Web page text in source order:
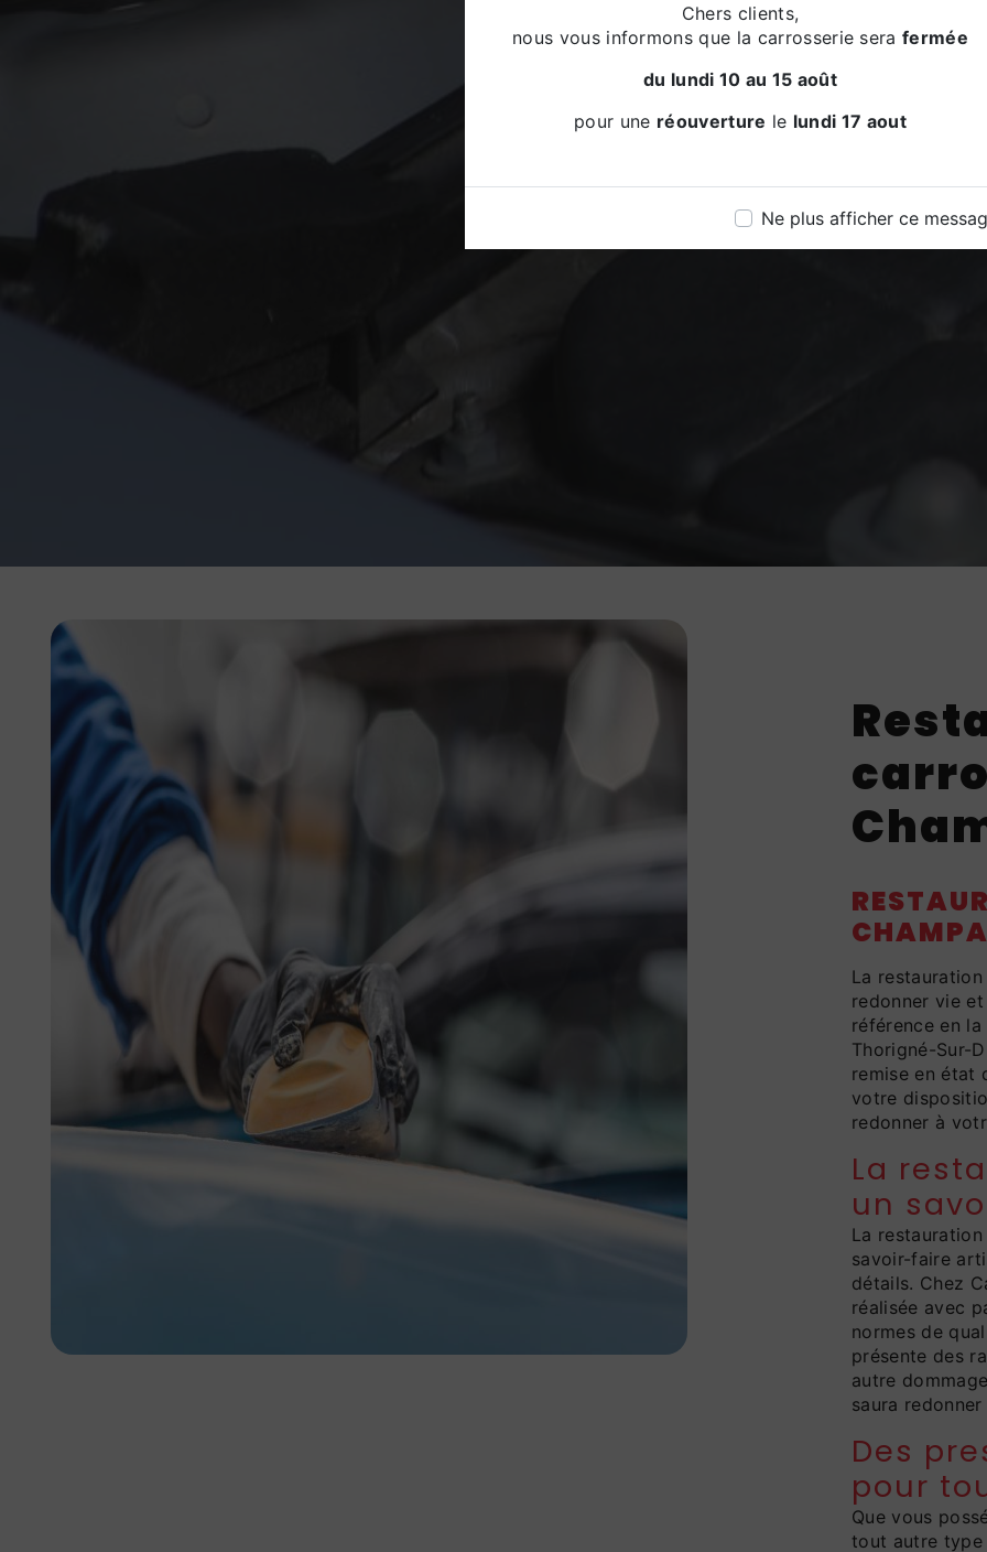
Chers clients,
nous vous informons que la carrosserie serafermée
du lundi 10 au 15 août
pour une réouverture le lundi 17 aout
Ne plus afficher ce
La
redonner vie
référence en
Thorigné-Sur-
remise en état
votre
redonner à
La
un
La
savoir-faire
détails. Chez
réalisée avec
normes de
présente des
autre
saura
Des
pour
Que vous
tout autre type